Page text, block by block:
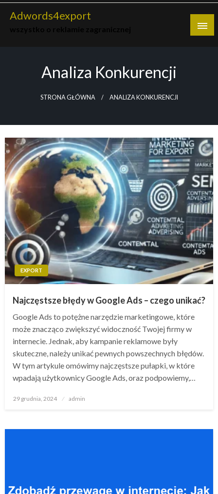
Skip
Adwords4export
Analiza Konkurencji
STRONA GŁÓWNA ANALIZA KONKURENCJI
EXPORT
Najczęstsze błędy w Google Ads – czego unikać?
Google Ads to potężne narzędzie marketingowe, które
może znacząco zwiększyć widoczność Twojej firmy w
internecie. Jednak, aby kampanie reklamowe były
skuteczne, należy unikać pewnych powszechnych błędów.
W tym artykule omówimy najczęstsze pułapki, w które
wpadają użytkownicy Google Ads, oraz podpowiemy,…
Opublikowane
29 grudnia, 2024 admin